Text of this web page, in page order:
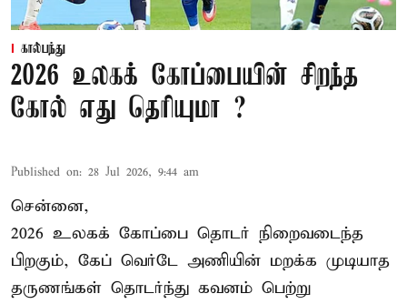
கால்பந்து
2026 உலகக் கோப்பையின் சிறந்த
கோல் எது தெரியுமா ?
Published on: 28 Jul 2026, 9:44 am
சென்னை,
2026 உலகக் கோப்பை தொடர் நிறைவடைந்த
பிறகும், கேப் வெர்டே அணியின் மறக்க முடியாத
தருணங்கள் தொடர்ந்து கவனம் பெற்று